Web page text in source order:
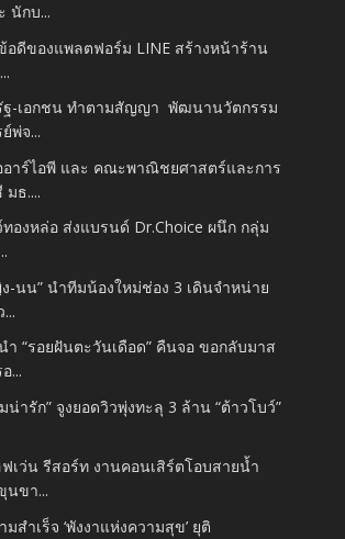
นักบ...
อดีของแพลตฟอร์ม LINE สร้างหน้าร้าน
ฐ-เอกชน ทำตามสัญญา พัฒนานวัตกรรม
พ่จ...
อาร์ไอพี และ คณะพาณิชยศาสตร์และการ
ธ....
องหล่อ ส่งแบรนด์ Dr.Choice ผนึก กลุ่ม
-นน” นำทีมน้องใหม่ช่อง 3 เดินจำหน่าย
ำ “รอยฝันตะวันเดือด” คืนจอ ขอกลับมาส
...
น่ารัก” จูงยอดวิวพุ่งทะลุ 3 ล้าน “ต้าวโบว์”
ฟเว่น รีสอร์ท งานคอนเสิร์ตโอบสายน้ำ
นขา...
มสำเร็จ ‘พังงาแห่งความสุข’ ยุติ